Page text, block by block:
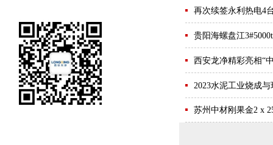
再次续签永利热电4
贵阳海螺盘江
西安龙净精彩亮相“
2023水泥工业烧成
苏州中材刚果金2 x